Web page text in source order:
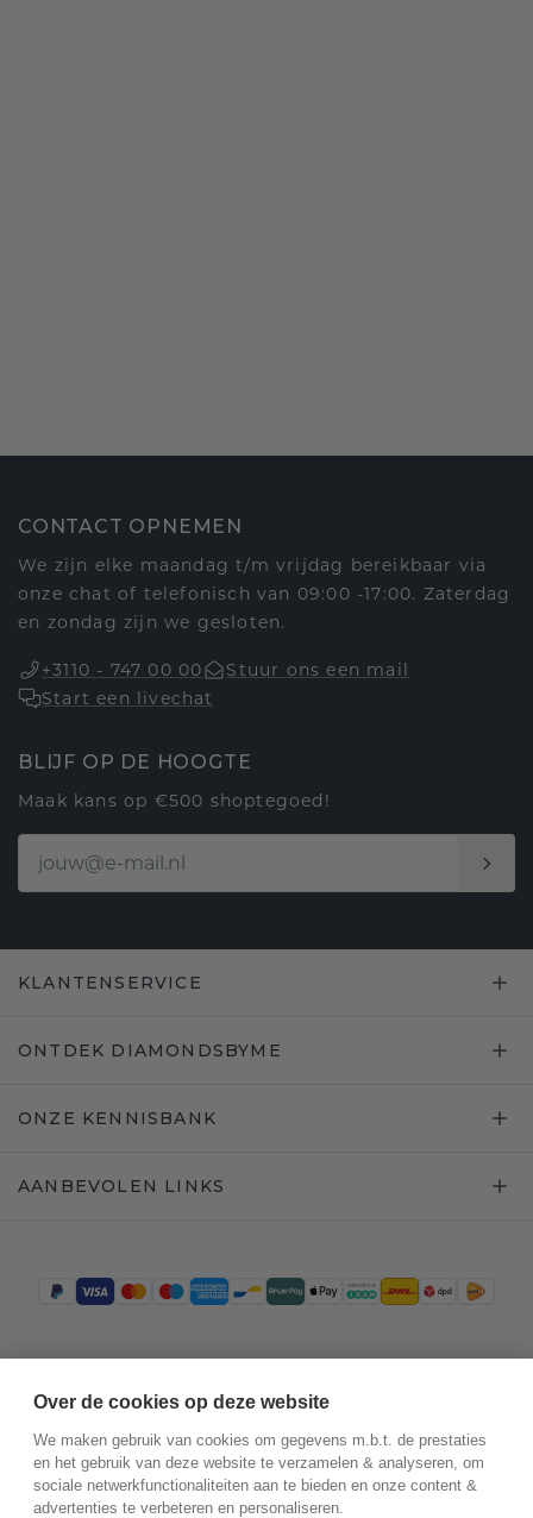
CONTACT OPNEMEN
We zijn elke maandag t/m vrijdag bereikbaar via
onze chat of telefonisch van 09:00 -17:00. Zaterdag
en zondag zijn we gesloten.
+3110 - 747 00 00
Stuur ons een mail
Start een livechat
BLIJF OP DE HOOGTE
Maak kans op €500 shoptegoed!
KLANTENSERVICE
ONTDEK DIAMONDSBYME
ONZE KENNISBANK
AANBEVOLEN LINKS
Over de cookies op deze website
We maken gebruik van cookies om gegevens m.b.t. de prestaties
en het gebruik van deze website te verzamelen & analyseren, om
sociale netwerkfunctionaliteiten aan te bieden en onze content &
advertenties te verbeteren en personaliseren.